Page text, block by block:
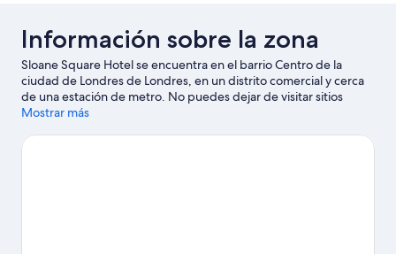
Información sobre la zona
Sloane Square Hotel se encuentra en el barrio Centro de la
ciudad de Londres de Londres, en un distrito comercial y cerca
de una estación de metro. No puedes dejar de visitar sitios
como Royal Hospital Chelsea y Palacio de Buckingham. Y, si
Royal Albert Hall. También merece la pena acercarse a Harrods y
Mostrar más